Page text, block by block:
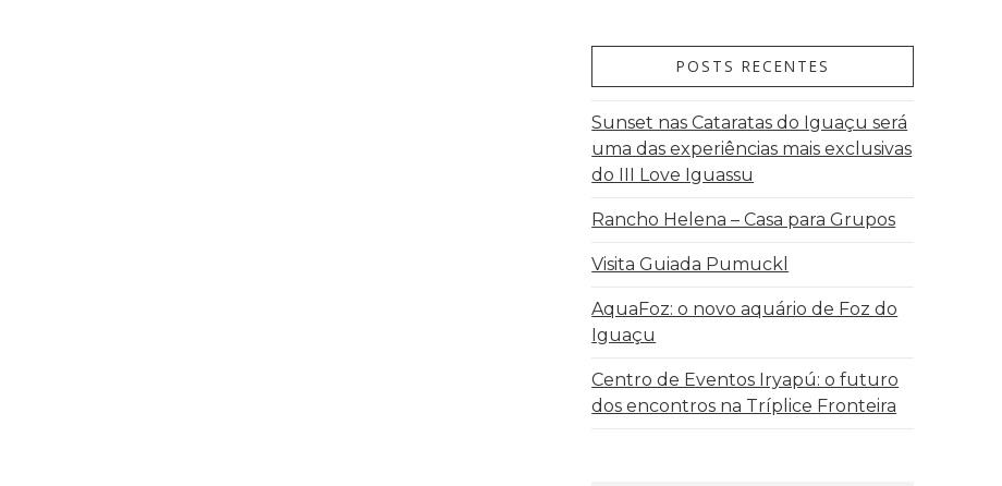
POSTS RECENTES
Sunset nas Cataratas do Iguaçu será
uma das experiências mais exclusivas
do III Love Iguassu
Rancho Helena – Casa para Grupos
Visita Guiada Pumuckl
AquaFoz: o novo aquário de Foz do
Iguaçu
Centro de Eventos Iryapú: o futuro
dos encontros na Tríplice Fronteira